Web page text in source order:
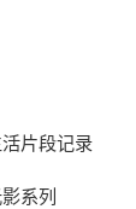
片段记录
系列